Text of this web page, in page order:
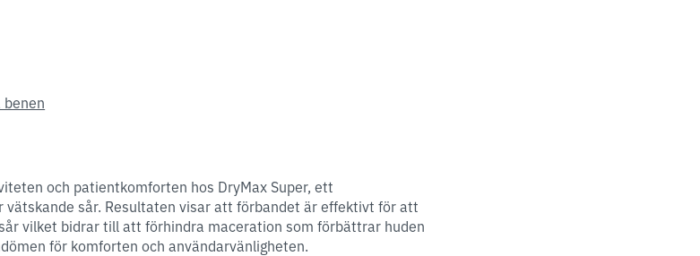
och patientkomforten hos DryMax Super, ett
sår. Resultaten visar att förbandet är effektivt för att
vilket bidrar till att förhindra maceration som förbättrar huden
för komforten och användarvänligheten.